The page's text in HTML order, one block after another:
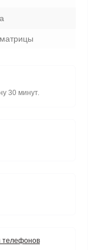
30 минут.
телефонов